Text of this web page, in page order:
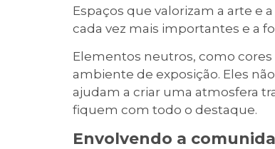
Espaços que valorizam a arte e
cada vez mais importantes e a
Elementos neutros, como
ambiente de exposição. Eles
ajudam a criar uma atmosfera
fiquem com todo o destaque.
Envolvendo a